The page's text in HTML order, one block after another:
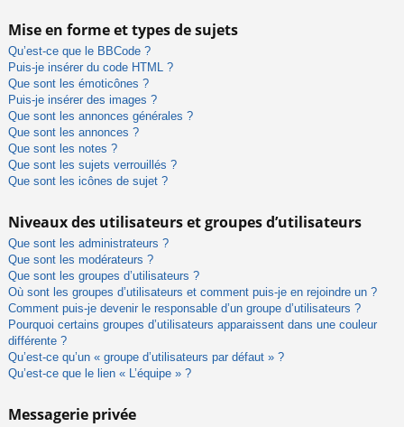
Mise en forme et types de sujets
Qu’est-ce que le BBCode ?
Puis-je insérer du code HTML ?
Que sont les émoticônes ?
Puis-je insérer des images ?
Que sont les annonces générales ?
Que sont les annonces ?
Que sont les notes ?
Que sont les sujets verrouillés ?
Que sont les icônes de sujet ?
Niveaux des utilisateurs et groupes d’utilisateurs
Que sont les administrateurs ?
Que sont les modérateurs ?
Que sont les groupes d’utilisateurs ?
Où sont les groupes d’utilisateurs et comment puis-je en rejoindre un ?
Comment puis-je devenir le responsable d’un groupe d’utilisateurs ?
Pourquoi certains groupes d’utilisateurs apparaissent dans une couleur
différente ?
Qu’est-ce qu’un « groupe d’utilisateurs par défaut » ?
Qu’est-ce que le lien « L’équipe » ?
Messagerie privée